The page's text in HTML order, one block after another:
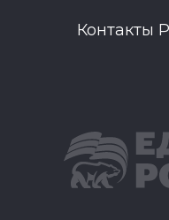
Контакты